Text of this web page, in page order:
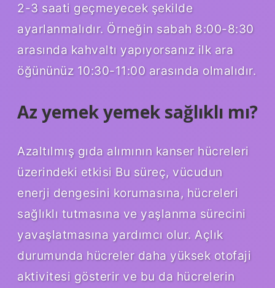
2-3 saati geçmeyecek şekilde
ayarlanmalıdır. Örneğin sabah 8:00-8:30
arasında kahvaltı yapıyorsanız ilk ara
öğününüz 10:30-11:00 arasında olmalıdır.
Az yemek yemek sağlıklı mı?
Azaltılmış gıda alımının kanser hücreleri
üzerindeki etkisi Bu süreç, vücudun
enerji dengesini korumasına, hücreleri
sağlıklı tutmasına ve yaşlanma sürecini
yavaşlatmasına yardımcı olur. Açlık
durumunda hücreler daha yüksek otofaji
aktivitesi gösterir ve bu da hücrelerin